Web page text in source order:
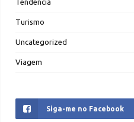
Turismo
Uncategorized
Viagem
Siga-me no Facebook